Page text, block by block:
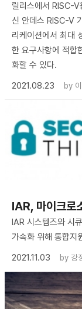
릴리스에서 RISC-V
신 안데스 RISC-V
리케이션에서 최대
한 요구사항에 적합
화할 수 있다.
2021.08.23
by
IAR, 마이크로
IAR 시스템즈와 시
가속화 위해 통합지
2021.11.03
by 강